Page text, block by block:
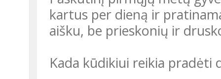
kartus per dieną ir
aišku, be prieskonių ir
Kada kūdikiui reikia pradėti